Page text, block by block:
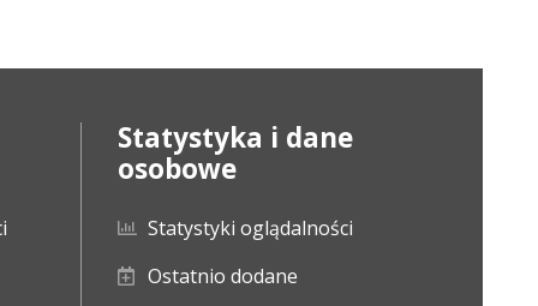
Statystyka i dane
osobowe
Statystyki oglądalności
Ostatnio dodane